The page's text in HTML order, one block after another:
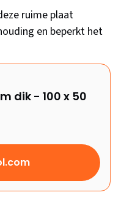
ruime plaat
en beperkt het
dik - 100 x 50